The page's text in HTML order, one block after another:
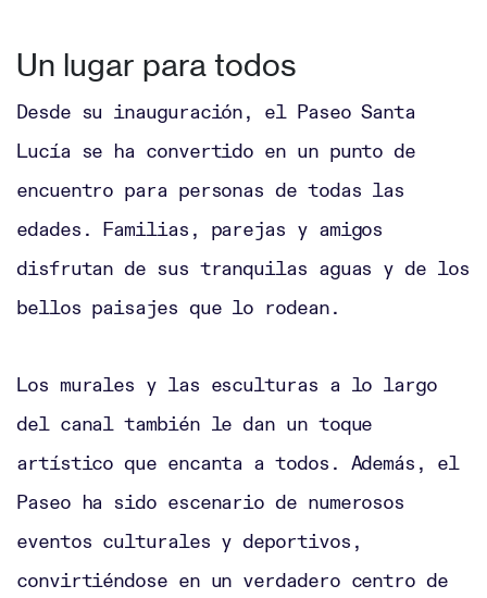
Un lugar para todos
Desde su inauguración, el Paseo Santa
Lucía se ha convertido en un punto de
encuentro para personas de todas las
edades. Familias, parejas y amigos
disfrutan de sus tranquilas aguas y de los
bellos paisajes que lo rodean.
Los murales y las esculturas a lo largo
del canal también le dan un toque
artístico que encanta a todos. Además, el
Paseo ha sido escenario de numerosos
eventos culturales y deportivos,
convirtiéndose en un verdadero centro de